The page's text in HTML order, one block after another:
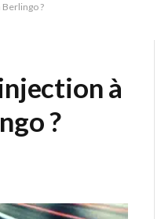
?
à
?